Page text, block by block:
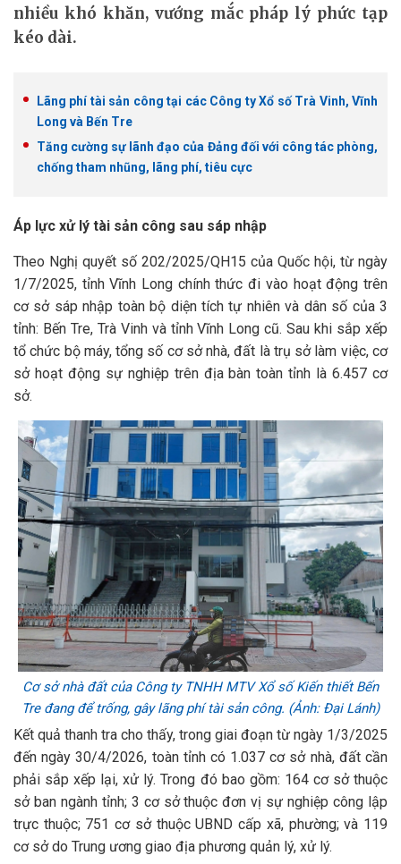
nhiều khó khăn, vướng mắc pháp lý phức tạp
kéo dài.
Lãng phí tài sản công tại các Công ty Xổ số Trà Vinh, Vĩnh
Long và Bến Tre
Tăng cường sự lãnh đạo của Đảng đối với công tác phòng,
chống tham nhũng, lãng phí, tiêu cực
Áp lực xử lý tài sản công sau sáp nhập
Theo Nghị quyết số 202/2025/QH15 của Quốc hội, từ ngày
1/7/2025, tỉnh Vĩnh Long chính thức đi vào hoạt động trên
cơ sở sáp nhập toàn bộ diện tích tự nhiên và dân số của 3
tỉnh: Bến Tre, Trà Vinh và tỉnh Vĩnh Long cũ. Sau khi sắp xếp
tổ chức bộ máy, tổng số cơ sở nhà, đất là trụ sở làm việc, cơ
sở hoạt động sự nghiệp trên địa bàn toàn tỉnh là 6.457 cơ
sở.
Cơ sở nhà đất của Công ty TNHH MTV Xổ số Kiến thiết Bến
Tre đang để trống, gây lãng phí tài sản công. (Ảnh: Đại Lánh)
Kết quả thanh tra cho thấy, trong giai đoạn từ ngày 1/3/2025
đến ngày 30/4/2026, toàn tỉnh có 1.037 cơ sở nhà, đất cần
phải sắp xếp lại, xử lý. Trong đó bao gồm: 164 cơ sở thuộc
sở ban ngành tỉnh; 3 cơ sở thuộc đơn vị sự nghiệp công lập
trực thuộc; 751 cơ sở thuộc UBND cấp xã, phường; và 119
cơ sở do Trung ương giao địa phương quản lý, xử lý.